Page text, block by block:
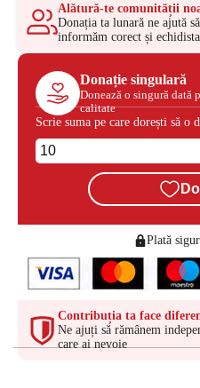
Alătură-te comunității
Donația ta lunară ne ajută
informăm corect și
Donație singulară
Donează o singură dată
calitate
Scrie suma pe care dorești să o
Plată
Contribuția ta face
Ne ajuți să rămânem
care ai nevoie